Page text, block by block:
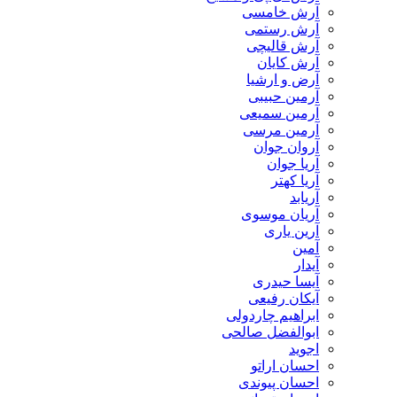
آرش خامسی
آرش رستمی
آرش قالیچی
آرش کایان
​آرض و ارشیا
آرمین حبیبی
آرمین سمیعی
آرمین مرسی
آروان جوان
آریا جوان
آریا کهتر
آریابد
آریان موسوی
آرین یاری
آمین
آیدار
آیسا حیدری
آیکان رفیعی
ابراهیم چاردولی
ابوالفضل صالحی
اجوید
احسان اراتو
احسان پیوندی